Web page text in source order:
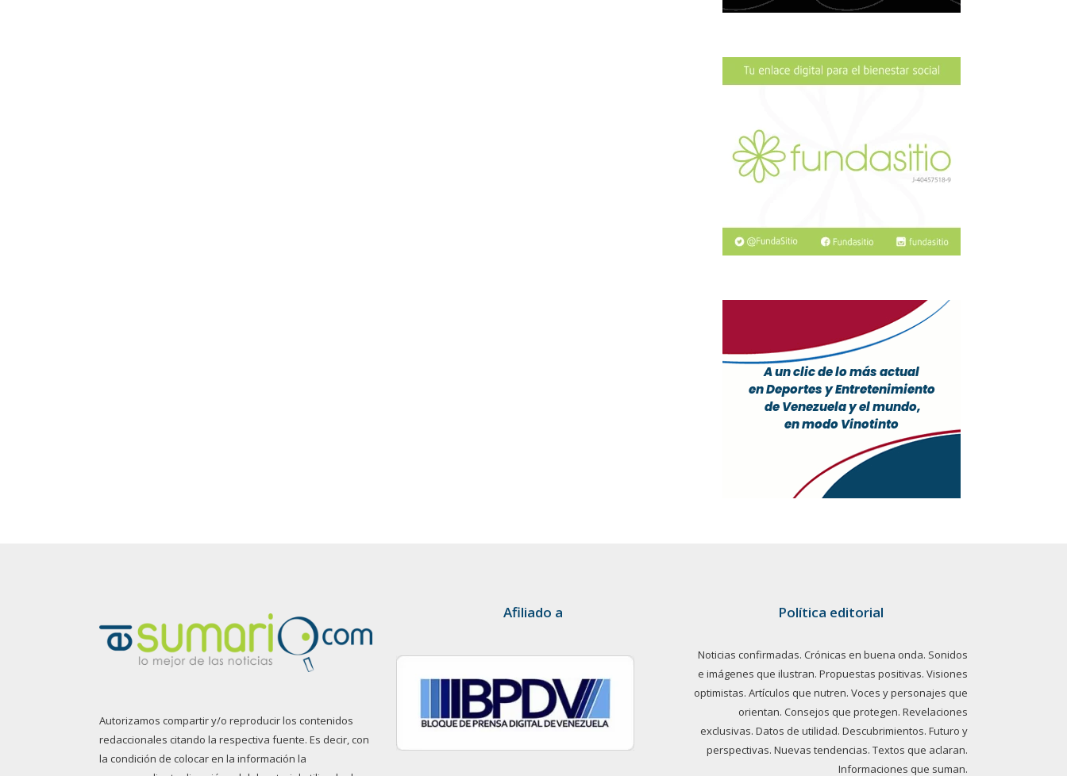
Autorizamos compartir y/o reproducir los contenidos
redaccionales citando la respectiva fuente. Es decir, con
la condición de colocar en la información la
Afiliado a Política editorial
Noticias confirmadas. Crónicas en buena onda. Sonidos
e imágenes que ilustran. Propuestas positivas. Visiones
optimistas. Artículos que nutren. Voces y personajes que
orientan. Consejos que protegen. Revelaciones
exclusivas. Datos de utilidad. Descubrimientos. Futuro y
perspectivas. Nuevas tendencias. Textos que aclaran.
Informaciones que suman.